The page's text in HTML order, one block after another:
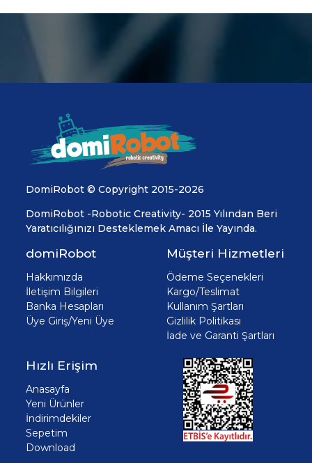
DomiRobot © Copyright 2015-2026
DomiRobot -Robotic Creativity- 2015 Yılından Beri
Yaratıcılığınızı Desteklemek Amacı İle Yayında.
domiRobot
Hakkımızda
İletişim Bilgileri
Banka Hesapları
Üye Giriş/Yeni Üye
Müşteri Hizmetleri
Ödeme Seçenekleri
Kargo/Teslimat
Kullanım Şartları
Gizlilik Politikası
İade ve Garanti Şartları
Hızlı Erişim
Anasayfa
Yeni Ürünler
İndirimdekiler
Sepetim
Download